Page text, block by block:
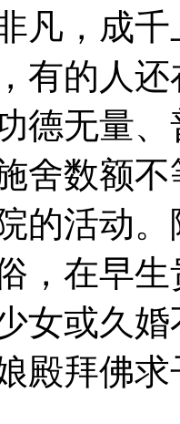
凡，成
有的人
德无量
舍数额
的活动
，在早
女或久
殿拜佛求